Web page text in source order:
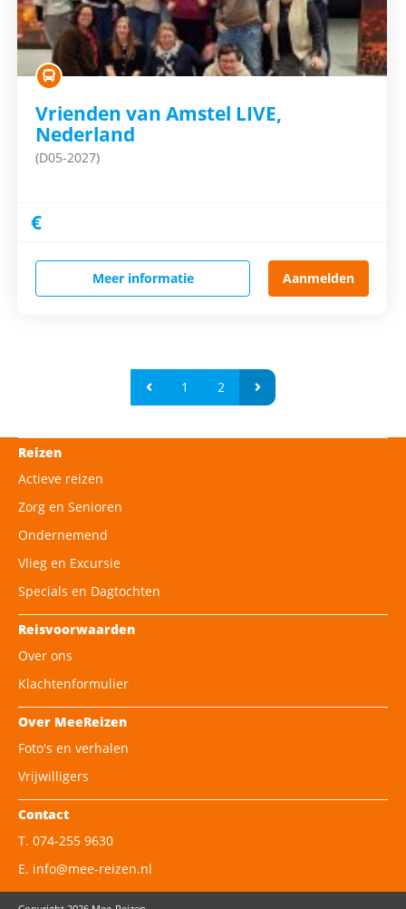
Vrienden van Amstel LIVE,
Nederland
(D05-2027)
€
Meer informatie Aanmelden
1 2
Reizen
Actieve reizen
Zorg en Senioren
Ondernemend
Vlieg en Excursie
Specials en Dagtochten
Reisvoorwaarden
Over ons
Klachtenformulier
Over MeeReizen
Foto's en verhalen
Vrijwilligers
Contact
T. 074-255 9630
E. info@mee-reizen.nl